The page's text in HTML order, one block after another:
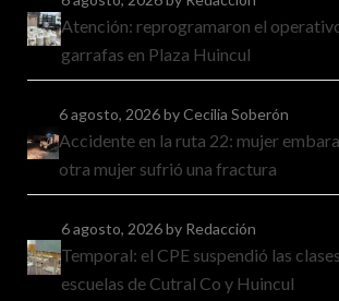
Atención: reprogramaron el
garrafas en Plaza Huincul
6 agosto, 2026by Cecilia Soberón
Accidente en la ruta 22: mujer
otra mujer sufrió una fractura
6 agosto, 2026by Redacción
Temporal: el CPE suspendió las
escuelas de Cutral Co y Huincul